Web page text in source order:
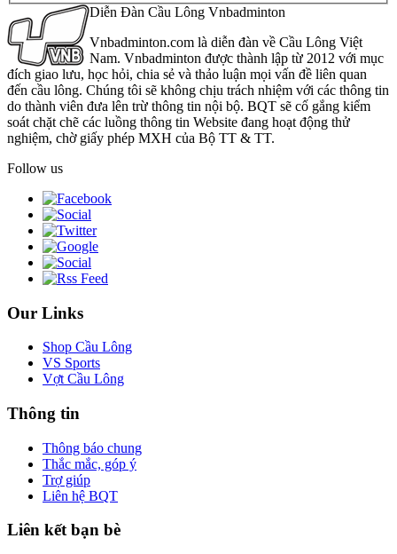
Diễn Đàn Cầu Lông Vnbadminton
Vnbadminton.com là diễn đàn về Cầu Lông Việt
Nam. Vnbadminton được thành lập từ 2012 với mục
đích giao lưu, học hỏi, chia sẻ và thảo luận mọi vấn đề liên quan
đến cầu lông. Chúng tôi sẽ không chịu trách nhiệm với các thông tin
do thành viên đưa lên trừ thông tin nội bộ. BQT sẽ cố gắng kiểm
soát chặt chẽ các luồng thông tin Website đang hoạt động thử
nghiệm, chờ giấy phép MXH của Bộ TT & TT.
Follow us
Our Links
Shop Cầu Lông
VS Sports
Vợt Cầu Lông
Thông tin
Thông báo chung
Thắc mắc, góp ý
Trợ giúp
Liên hệ BQT
Liên kết bạn bè